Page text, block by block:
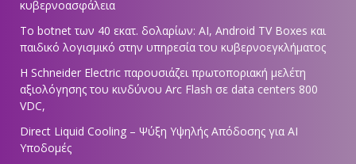
κυβερνοασφάλεια
Το botnet των 40 εκατ. δολαρίων: AI, Android TV Boxes και
παιδικό λογισμικό στην υπηρεσία του κυβερνοεγκλήματος
Η Schneider Electric παρουσιάζει πρωτοποριακή μελέτη
αξιολόγησης του κινδύνου Arc Flash σε data centers 800
VDC,
Direct Liquid Cooling – Ψύξη Υψηλής Απόδοσης για AI
Υποδομές